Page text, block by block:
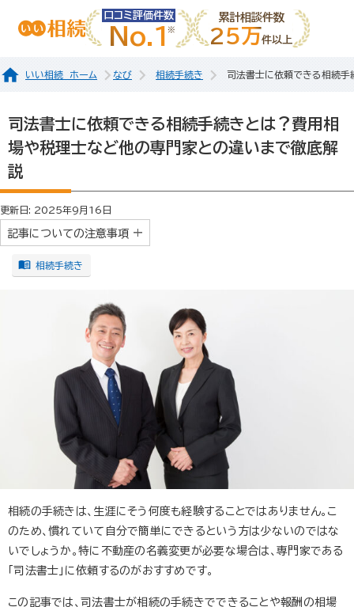
口コミ評価件数
No.1
累計相談件数
25万件以上
いい相続 ホーム なび 相続手続き 司法書士に依頼できる相続手
司法書士に依頼できる相続手続きとは？費用相
場や税理士など他の専門家との違いまで徹底解
説
更新日: 2025年9月16日
記事についての注意事項
相続手続き
相続の手続きは、生涯にそう何度も経験することではありません。こ
のため、慣れていて自分で簡単にできるという方は少ないのではな
いでしょうか。特に不動産の名義変更が必要な場合は、専門家である
「司法書士」に依頼するのがおすすめです。
この記事では、司法書士が相続の手続きでできることや報酬の相場